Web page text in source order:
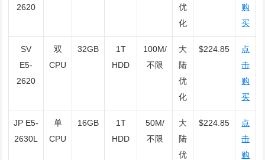
2620
优
化
购
买
SV
E5-
2620
双
CPU
32GB
1T
HDD
100M/
不限
大
陆
优
化
$224.85
点
击
购
买
JP E5-
2630L
单
CPU
16GB
1T
HDD
50M/
不限
大
陆
优
$224.85
点
击
购